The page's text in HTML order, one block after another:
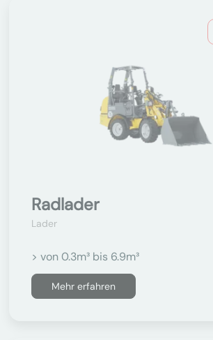
Radlader
Lader
> von 0.3m³ bis 6.9m³
Mehr erfahren